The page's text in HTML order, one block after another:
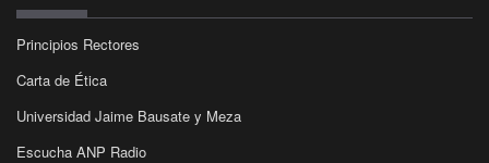
Principios Rectores
Carta de Ética
Universidad Jaime Bausate y Meza
Escucha ANP Radio